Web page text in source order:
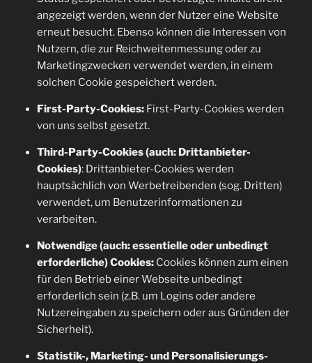
angezeigt werden, wenn der Nutzer eine Website
erneut besucht. Ebenso können die Interessen von
Nutzern, die zur Reichweitenmessung oder zu
Marketingzwecken verwendet werden, in einem
solchen Cookie gespeichert werden.
First-Party-Cookies:First-Party-Cookies werden
von uns selbst gesetzt.
Third-Party-Cookies (auch: Drittanbieter-
Cookies): Drittanbieter-Cookies werden
hauptsächlich von Werbetreibenden (sog. Dritten)
verwendet, um Benutzerinformationen zu
verarbeiten.
Notwendige (auch: essentielle oder unbedingt
erforderliche) Cookies:Cookies können zum einen
für den Betrieb einer Webseite unbedingt
erforderlich sein (z.B. um Logins oder andere
Nutzereingaben zu speichern oder aus Gründen der
Sicherheit).
Statistik-, Marketing- und Personalisierungs-